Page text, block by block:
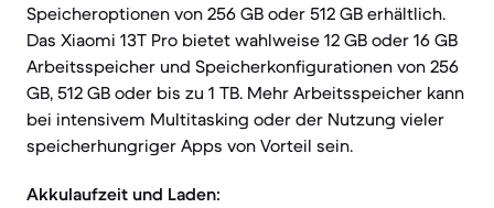
Speicheroptionen von 256 GB oder 512 GB erhältlich.
Das Xiaomi 13T Pro bietet wahlweise 12 GB oder 16 GB
Arbeitsspeicher und Speicherkonfigurationen von 256
GB, 512 GB oder bis zu 1 TB. Mehr Arbeitsspeicher kann
bei intensivem Multitasking oder der Nutzung vieler
speicherhungriger Apps von Vorteil sein.
Akkulaufzeit und Laden: